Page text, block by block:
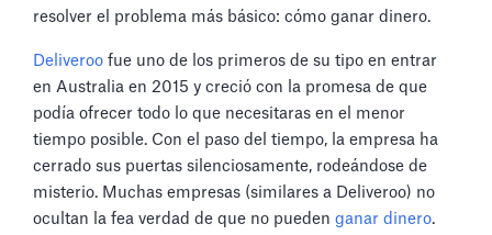
resolver el problema más básico: cómo ganar dinero.
Deliveroo fue uno de los primeros de su tipo en entrar
en Australia en 2015 y creció con la promesa de que
podía ofrecer todo lo que necesitaras en el menor
tiempo posible. Con el paso del tiempo, la empresa ha
cerrado sus puertas silenciosamente, rodeándose de
misterio. Muchas empresas (similares a Deliveroo) no
ocultan la fea verdad de que no pueden ganar dinero.